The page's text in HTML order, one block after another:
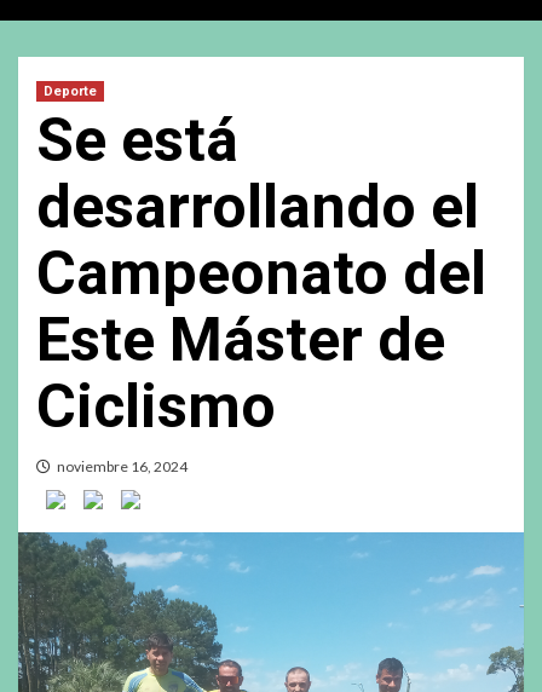
Deporte
Se está
desarrollando el
Campeonato del
Este Máster de
Ciclismo
noviembre 16, 2024